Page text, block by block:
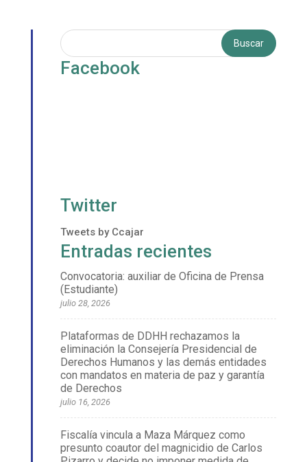
Facebook
Twitter
Tweets by Ccajar
Entradas recientes
Convocatoria: auxiliar de Oficina de Prensa
(Estudiante)
julio 28, 2026
Plataformas de DDHH rechazamos la
eliminación la Consejería Presidencial de
Derechos Humanos y las demás entidades
con mandatos en materia de paz y garantía
de Derechos
julio 16, 2026
Fiscalía vincula a Maza Márquez como
presunto coautor del magnicidio de Carlos